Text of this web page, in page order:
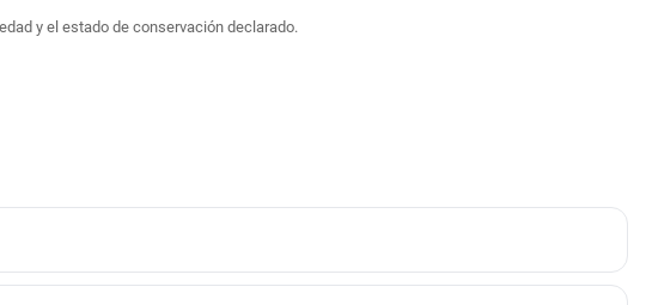
y el estado de conservación declarado.